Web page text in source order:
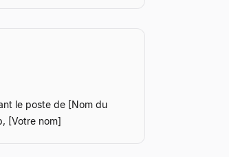
le poste de [Nom du
[Votre nom]